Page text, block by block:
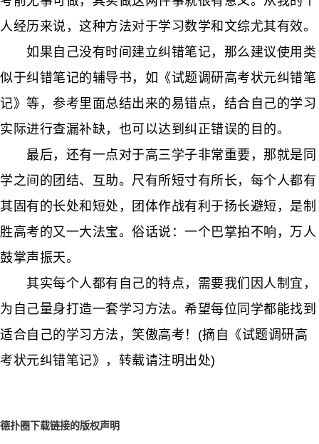
人经历来说，这种方法对于学习数学和文综尤其有效。
如果自己没有时间建立纠错笔记，那么建议使用类
似于纠错笔记的辅导书，如《试题调研高考状元纠错笔
记》等，参考里面总结出来的易错点，结合自己的学习
实际进行查漏补缺，也可以达到纠正错误的目的。
最后，还有一点对于高三学子非常重要，那就是同
学之间的团结、互助。尺有所短寸有所长，每个人都有
其固有的长处和短处，团体作战有利于扬长避短，是制
胜高考的又一大法宝。俗话说：一个巴掌拍不响，万人
鼓掌声振天。
其实每个人都有自己的特点，需要我们因人制宜，
为自己量身打造一套学习方法。希望每位同学都能找到
适合自己的学习方法，笑傲高考！(摘自《试题调研高
考状元纠错笔记》，转载请注明出处)
德扑圈下载链接的版权声明